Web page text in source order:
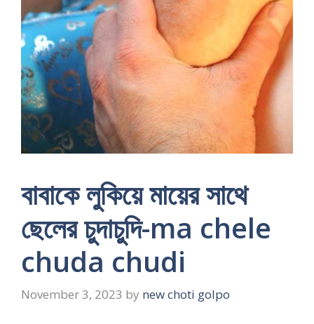
বাবাকে লুকিয়ে মায়ের সাথে
ছেলের চুদাচুদি-ma chele
chuda chudi
November 3, 2023 by new choti golpo